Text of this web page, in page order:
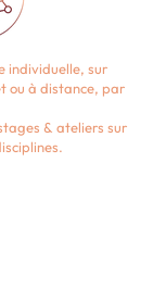
individuelle, sur
ou à distance, par
& ateliers sur